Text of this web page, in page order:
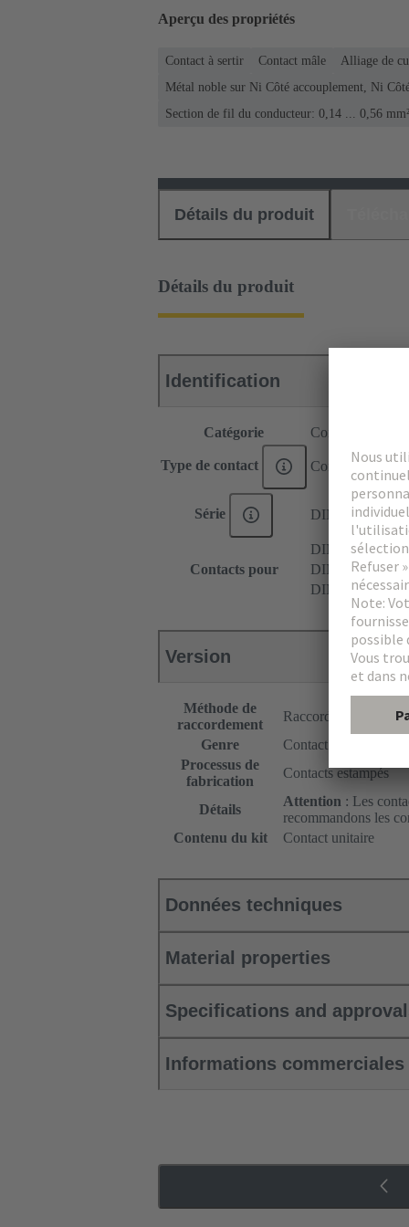
Aperçu des propriétés
Contact à sertir Contact mâle
Alliage de
Métal noble sur Ni Côté accouplement, Ni
Section de fil du conducteur: 0,14 ... 0,56 mm²
Détails du produit
Détails du produit
Identification
Catégorie Contacts
Type de contact Contact à sertir
Série DIN 41612
Contacts pour
DIN 41612
DIN 41612
DIN 41612 Type
Version
Méthode de
raccordement
Raccordement à
Genre
Contact mâle
Processus de
fabrication
Contacts estampés
Détails
Attention : Les
recommandons les
Contenu du kit
Contact unitaire
Données techniques
Material properties
Specifications and
Informations commerciales